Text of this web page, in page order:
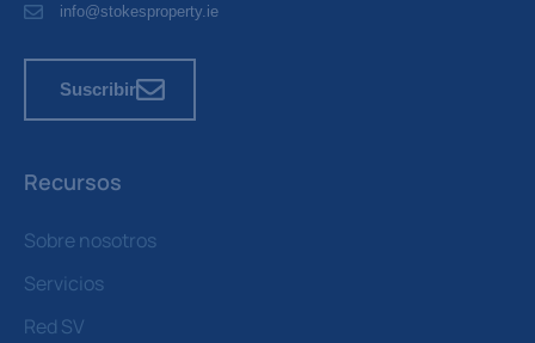
Recursos
Sobre nosotros
Servicios
Red SV
info@stokesproperty.ie
Suscribir